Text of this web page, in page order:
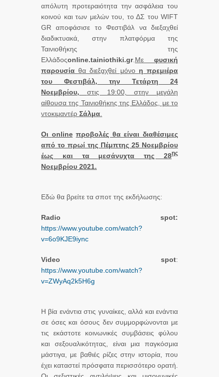
απόλυτη προτεραιότητα την ασφάλεια του
κοινού και των μελών του, το ΔΣ του WIFT
GR αποφάσισε το Φεστιβάλ να διεξαχθεί
διαδικτυακά, στην πλατφόρμα της
Ταινιοθήκης της
Ελλάδοςonline.tainiothiki.gr.Με φυσική
παρουσία θα διεξαχθεί μόνο η πρεμιέρα
του Φεστιβάλ, την Τετάρτη 24
Νοεμβρίου, στις 19:00, στην μεγάλη
αίθουσα της Ταινιοθήκης της Ελλάδος, με το
ντοκιμαντέρ Σάλμα.
Οι online προβολές θα είναι διαθέσιμες
από το πρωί της Πέμπτης 25 Νοεμβρίου
έως και τα μεσάνυχτα της 28ης
Νοεμβρίου 2021.
Εδώ θα βρείτε τα σποτ της εκδήλωσης:
Radio spot:
https://www.youtube.com/watch?
v=6o9KJE9iync
Video spot:
https://www.youtube.com/watch?
v=ZWyAq2k5H6g
Η βία ενάντια στις γυναίκες, αλλά και ενάντια
σε όσες και όσους δεν συμμορφώνονται με
τις εκάστοτε κοινωνικές συμβάσεις φύλου
και σεξουαλικότητας, είναι μια παγκόσμια
μάστιγα, με βαθιές ρίζες στην ιστορία, που
έχει καταστεί πρόσφατα περισσότερο ορατή.